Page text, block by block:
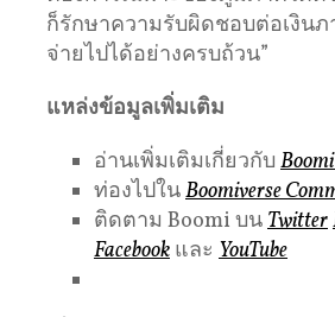
ก็รักษาความรับผิดชอบต่อเงิน
จ่ายไปได้อย่างครบถ้วน”
แหล่งข้อมูลเพิ่มเติม
อ่านเพิ่มเติมเกี่ยวกับ
ท่องไปในBoomiverse
ติดตาม Boomi บนTwitter
Facebook และ YouTube